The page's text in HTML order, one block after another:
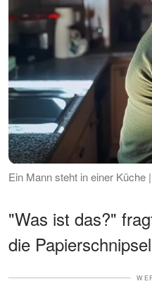
Ein Mann steht in einer Küche
"Was ist das?"
die